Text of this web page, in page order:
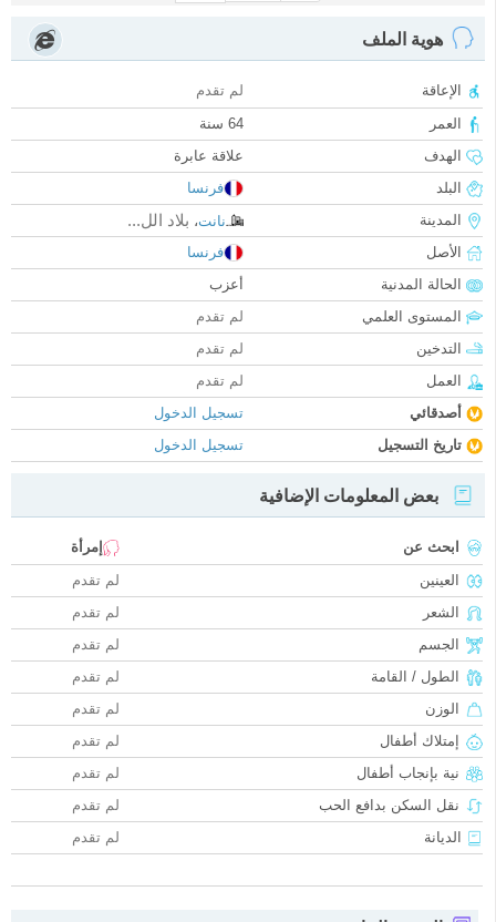
هوية الملف
الإعاقة
لم تقدم
العمر
64 سنة
الهدف
علاقة عابرة
البلد
فرنسا
المدينة
نانت، بلاد الل...
الأصل
فرنسا
الحالة المدنية
أعزب
المستوى العلمي
لم تقدم
التدخين
لم تقدم
العمل
لم تقدم
أصدقائي
تسجيل الدخول
تاريخ التسجيل
تسجيل الدخول
بعض المعلومات الإضافية
ابحث عن
إمرأة
العينين
لم تقدم
الشعر
لم تقدم
الجسم
لم تقدم
الطول / القامة
لم تقدم
الوزن
لم تقدم
إمتلاك أطفال
لم تقدم
نية بإنجاب أطفال
لم تقدم
نقل السكن بدافع الحب
لم تقدم
الديانة
لم تقدم